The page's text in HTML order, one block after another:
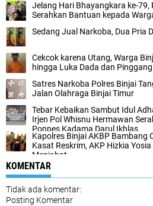
Jelang Hari Bhayangkara ke-79,
Serahkan Bantuan kepada
Sedang Jual Narkoba, Dua Pria
Cekcok karena Utang, Warga
hingga Luka Dada dan Pinggang
Satres Narkoba Polres Binjai
Jalan Olahraga Binjai Timur
Tebar Kebaikan Sambut Idul
Irjen Pol Whisnu Hermawan
Ponpes Kadama Darul Ikhlas
Kapolres Binjai AKBP Bambang
Kasat Reskrim, AKP Hizkia
Menjabat
KOMENTAR
Tidak ada komentar:
Posting Komentar